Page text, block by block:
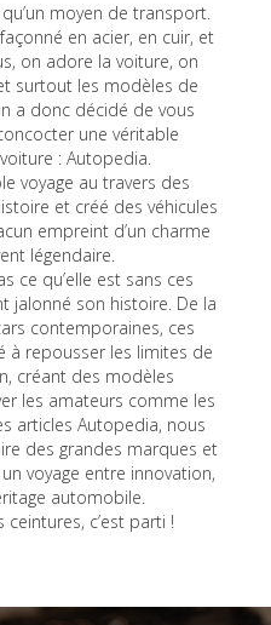
moyen de transport.
en acier, en cuir, et
on adore la voiture, on
surtout les modèles de
a donc décidé de vous
une véritable
: Autopedia.
voyage au travers des
et créé des véhicules
empreint d’un charme
légendaire.
ce qu’elle est sans ces
jalonné son histoire. De la
contemporaines, ces
à repousser les limites de
créant des modèles
les amateurs comme les
articles Autopedia, nous
des grandes marques et
voyage entre innovation,
automobile.
ceintures, c’est parti !